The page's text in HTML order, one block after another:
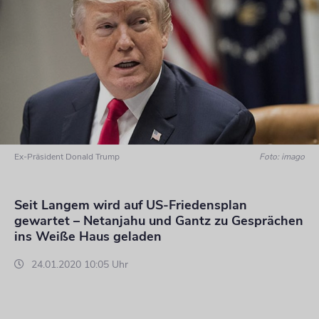
Ex-Präsident Donald Trump Foto: imago
Seit Langem wird auf US-Friedensplan
gewartet – Netanjahu und Gantz zu Gesprächen
ins Weiße Haus geladen
24.01.2020 10:05 Uhr